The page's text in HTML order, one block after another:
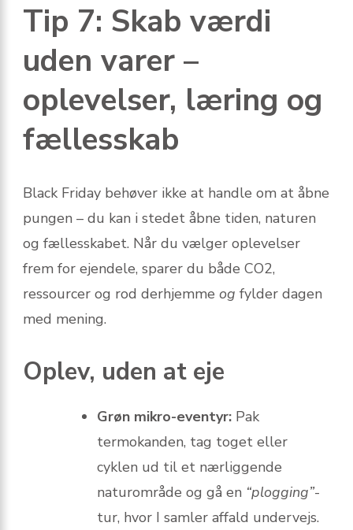
Tip 7: Skab værdi
uden varer –
oplevelser, læring og
fællesskab
Black Friday behøver ikke at handle om at åbne
pungen – du kan i stedet åbne tiden, naturen
og fællesskabet. Når du vælger oplevelser
frem for ejendele, sparer du både CO2,
ressourcer og rod derhjemme og fylder dagen
med mening.
Oplev, uden at eje
Grøn mikro-eventyr: Pak
termokanden, tag toget eller
cyklen ud til et nærliggende
naturområde og gå en “plogging”-
tur, hvor I samler affald undervejs.